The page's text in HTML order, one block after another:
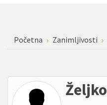
Početna Zanimljivosti
Željko